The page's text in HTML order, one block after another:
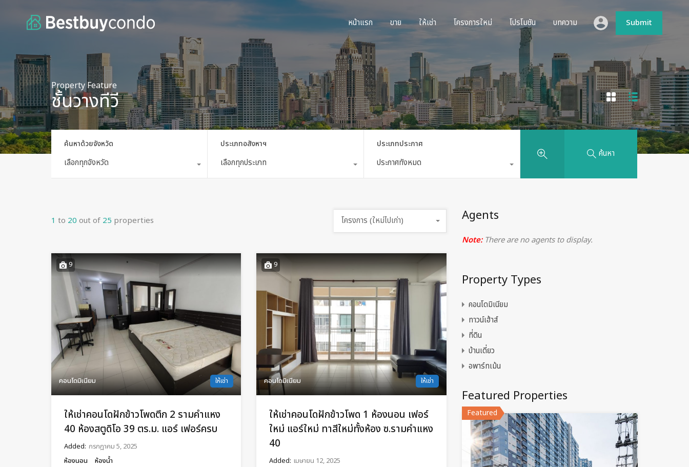
หน้าแรก ขาย ให้เช่า โครงการใหม่ โปรโมชัน บทความ Submit
หน้าแรก ขาย ให้เช่า โครงการใหม่ โปรโมชัน บทความ Submit
Property Feature
ชั้นวางทีวี
ค้นหาด้วยจังหวัด
เลือกทุกจังหวัด
ประเภทอสังหาฯ
เลือกทุกประเภท
ประเภทประกาศ
ประกาศทั้งหมด
ค้นหา
1 to 20 out of 25 properties โครงการ (ใหม่ไปเก่า)
9
คอนโดมิเนียม ให้เช่า
ให้เช่าคอนโดฝักข้าวโพดตึก 2 รามคำแหง
40 ห้องสตูดิโอ 39 ตร.ม. แอร์ เฟอร์ครบ
Added: กรกฎาคม 5, 2025
ห้องนอน
ห้องน้ำ
9
คอนโดมิเนียม ให้เช่า
ให้เช่าคอนโดฝักข้าวโพด 1 ห้องนอน เฟอร์
ใหม่ แอร์ใหม่ ทาสีใหม่ทั้งห้อง ซ.รามคำแหง
40
Added: เมษายน 12, 2025
Agents
Note:There are no agents to display.
Property Types
คอนโดมิเนียม
ทาวน์เฮ้าส์
ที่ดิน
บ้านเดี่ยว
อพาร์ทเม้น
Featured Properties
Featured